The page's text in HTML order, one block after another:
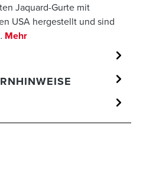
Jaquard-Gurte mit
USA hergestellt und sind
Mehr